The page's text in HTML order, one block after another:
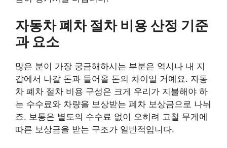
자동차 폐차 절차 비용 산정 기준
과 요소
많은 분이 가장 궁금해하시는 부분은 역시나 내 지
갑에서 나갈 돈과 들어올 돈의 차이일 거예요. 자동
차 폐차 절차 비용 구성은 크게 우리가 지불해야 하
는 수수료와 차량을 보상받는 폐차 보상금으로 나뉘
죠. 보통은 별도의 수수료 없이 오히려 고철 무게에
따른 보상금을 받는 구조가 일반적입니다.